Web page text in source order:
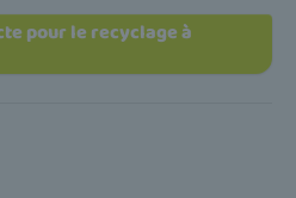
pour le recyclage à